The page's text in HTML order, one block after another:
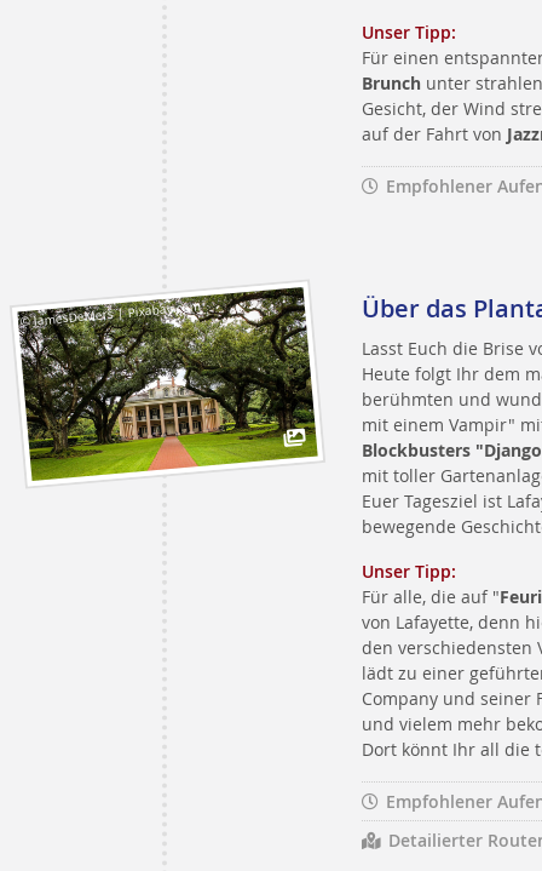
Unser Tipp:
Für einen
Brunch unter
Gesicht, der Wind
auf der Fahrt von
Empfohlener
© JamesDeMers | Pixabay.com Über das
Lasst Euch die Brise
Heute folgt Ihr dem
berühmten und
mit einem Vampir"
Blockbusters
mit toller
Euer Tagesziel ist
bewegende
Unser Tipp:
Für alle, die auf "
von Lafayette, denn
den verschiedensten
lädt zu einer
Company und seiner
und vielem mehr
Dort könnt Ihr all die
Empfohlener
Detailierter